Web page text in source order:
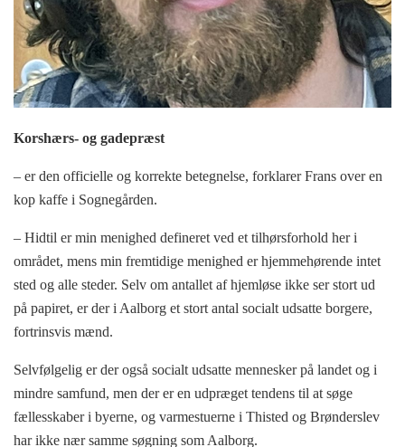
Korshærs- og gadepræst
– er den officielle og korrekte betegnelse, forklarer Frans over en
kop kaffe i Sognegården.
– Hidtil er min menighed defineret ved et tilhørsforhold her i
området, mens min fremtidige menighed er hjemmehørende intet
sted og alle steder. Selv om antallet af hjemløse ikke ser stort ud
på papiret, er der i Aalborg et stort antal socialt udsatte borgere,
fortrinsvis mænd.
Selvfølgelig er der også socialt udsatte mennesker på landet og i
mindre samfund, men der er en udpræget tendens til at søge
fællesskaber i byerne, og varmestuerne i Thisted og Brønderslev
har ikke nær samme søgning som Aalborg.